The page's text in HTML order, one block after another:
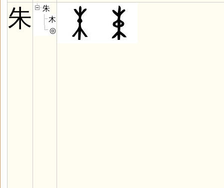
朱
朱
木
◎